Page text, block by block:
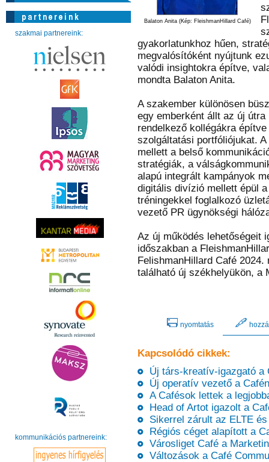
szakmai partnereink:
kommunikációs partnereink:
Balaton Anita (Kép: FleishmanHillard Café)
gyakorlatunkhoz hűen,
megvalósítóként nyújtunk
valódi insightokra építve,
mondta Balaton Anita.
A szakember különösen
egy emberként állt az új
rendelkező kollégákra
szolgáltatási portfóliójukat.
mellett a belső
stratégiák, a
alapú integrált kampányok
digitális divízió mellett épül
tréningekkel foglalkozó
vezető PR ügynökségi
Az új működés lehetőségeit
időszakban a
FelishmanHillard Café
található új székhelyükön, a
nyomtatás
Kapcsolódó cikkek:
Új társ-kreatív-igazgató a
Új operatív vezető a
A Cafésok lettek a
Head of Artot igazolt a
Sikerrel zárult az ELTE és
Régiós céget alapított a
Városliget Café a
Változások a Café